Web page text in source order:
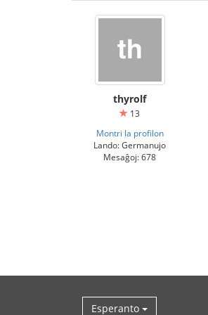
thyrolf
13
Montri la profilon
Lando: Germanujo
Mesaĝoj: 678
Esperanto